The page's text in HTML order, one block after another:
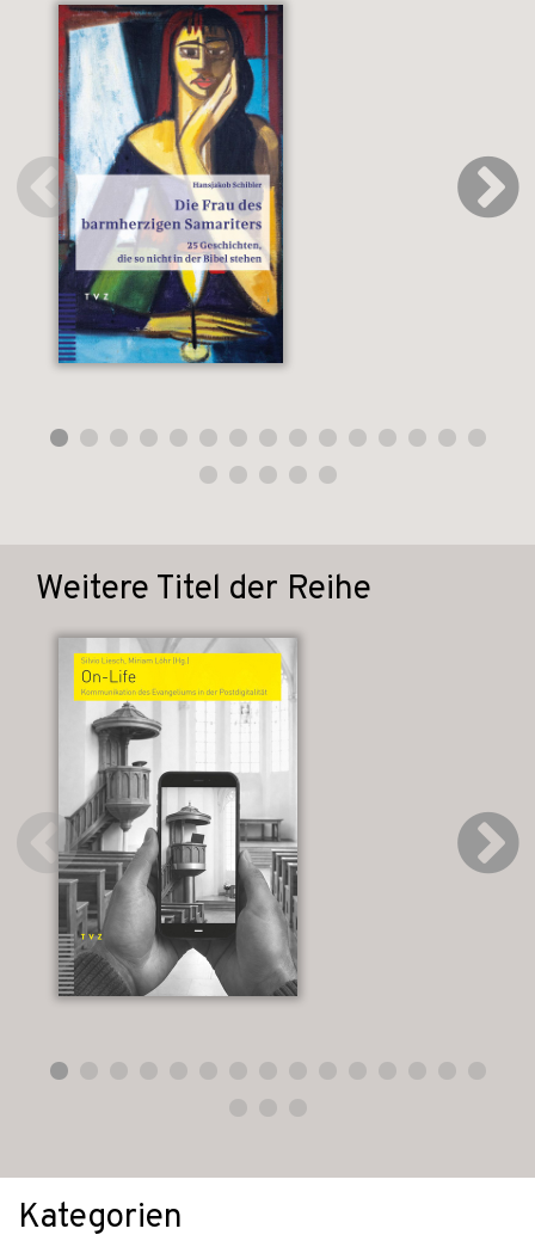
Weitere Titel der Reihe
Kategorien